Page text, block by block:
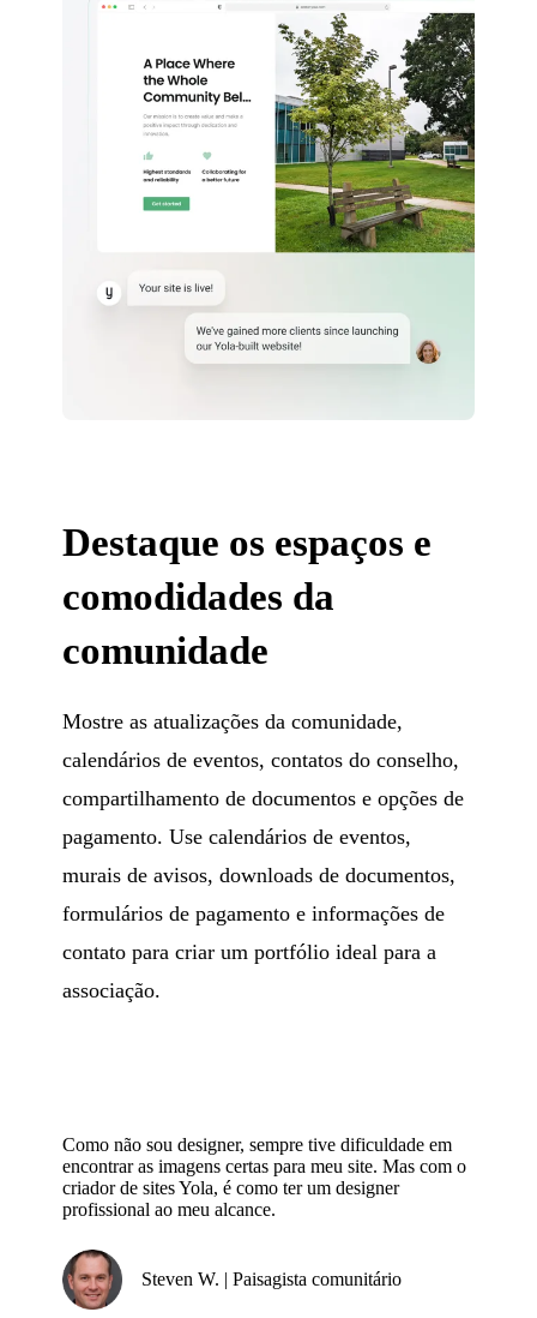
Destaque os espaços e
comodidades da
comunidade
Mostre as atualizações da comunidade,
calendários de eventos, contatos do conselho,
compartilhamento de documentos e opções de
pagamento. Use calendários de eventos,
murais de avisos, downloads de documentos,
formulários de pagamento e informações de
contato para criar um portfólio ideal para a
associação.
Como não sou designer, sempre tive dificuldade em
encontrar as imagens certas para meu site. Mas com o
criador de sites Yola, é como ter um designer
profissional ao meu alcance.
Steven W. | Paisagista comunitário